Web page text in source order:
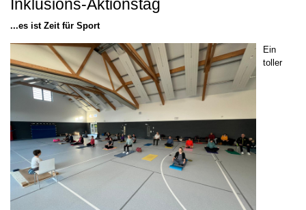
Inklusions-Aktionstag
...es ist Zeit für Sport
Ein
toller